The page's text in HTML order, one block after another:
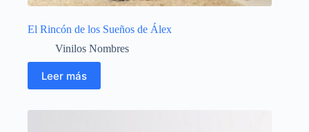
El Rincón de los Sueños de Álex
Vinilos Nombres
Leer más